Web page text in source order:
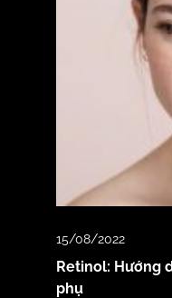
15/08/2022
Retinol: Hướng
phụ